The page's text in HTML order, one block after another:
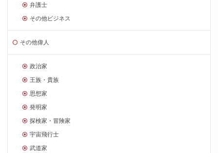
弁護士
その他ビジネス
その他偉人
政治家
王族・貴族
思想家
発明家
探検家・冒険家
宇宙飛行士
武道家